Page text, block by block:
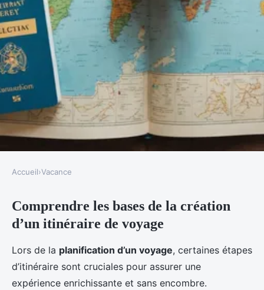
Créer son itinéraire de voyage :
guide complet
Jules •21 février 2025•7 min de lecture
Accueil›Vacance
Comprendre les bases de la création
d’un itinéraire de voyage
Lors de la planification d’un voyage, certaines étapes
d’itinéraire sont cruciales pour assurer une
expérience enrichissante et sans encombre.